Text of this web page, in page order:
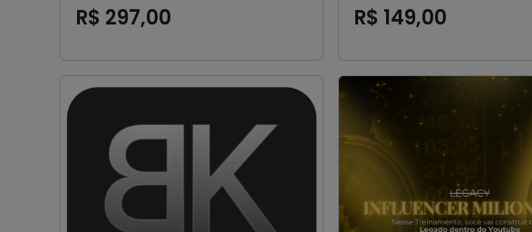
R$ 297,00 R$ 149,00